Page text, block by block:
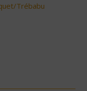
Trébabu